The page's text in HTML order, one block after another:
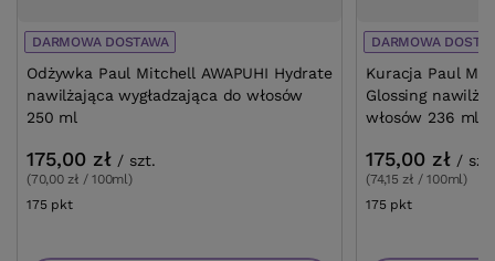
DARMOWA DOSTAWA
Odżywka Paul Mitchell AWAPUHI Hydrate
nawilżająca wygładzająca do włosów
250 ml
175,00 zł / szt.
(70,00 zł / 100ml)
175 pktpunktów
DARMOWA
Kuracja Paul
Glossing
włosów 236 ml
175,00 zł / szt.
(74,15 zł / 100ml)
175 pktpunktów